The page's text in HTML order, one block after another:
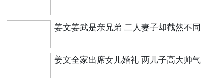
姜文姜武是亲兄弟 二人妻子却截然不同
姜文全家出席女儿婚礼 两儿子高大帅气